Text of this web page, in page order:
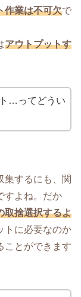
作業は不可欠で
アウトプットす
…ってどうい
集するにも、関
すよね。だか
取捨選択するよ
トに必要なのか
ことができます